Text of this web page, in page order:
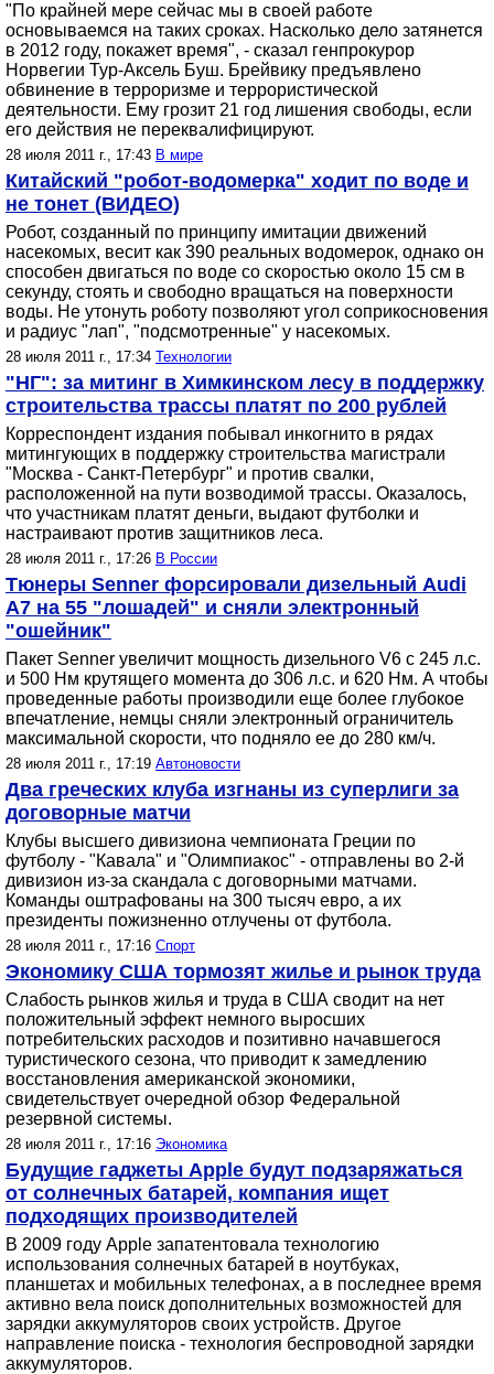
"По крайней мере сейчас мы в своей работе
основываемся на таких сроках. Насколько дело затянется
в 2012 году, покажет время", - сказал генпрокурор
Норвегии Тур-Аксель Буш. Брейвику предъявлено
обвинение в терроризме и террористической
деятельности. Ему грозит 21 год лишения свободы, если
его действия не переквалифицируют.
28 июля 2011 г., 17:43 В мире
Китайский "робот-водомерка" ходит по воде и
не тонет (ВИДЕО)
Робот, созданный по принципу имитации движений
насекомых, весит как 390 реальных водомерок, однако он
способен двигаться по воде со скоростью около 15 см в
секунду, стоять и свободно вращаться на поверхности
воды. Не утонуть роботу позволяют угол соприкосновения
и радиус "лап", "подсмотренные" у насекомых.
28 июля 2011 г., 17:34 Технологии
"НГ": за митинг в Химкинском лесу в поддержку
строительства трассы платят по 200 рублей
Корреспондент издания побывал инкогнито в рядах
митингующих в поддержку строительства магистрали
"Москва - Санкт-Петербург" и против свалки,
расположенной на пути возводимой трассы. Оказалось,
что участникам платят деньги, выдают футболки и
настраивают против защитников леса.
28 июля 2011 г., 17:26 В России
Тюнеры Senner форсировали дизельный Audi
A7 на 55 "лошадей" и сняли электронный
"ошейник"
Пакет Senner увеличит мощность дизельного V6 с 245 л.с.
и 500 Нм крутящего момента до 306 л.с. и 620 Нм. А чтобы
проведенные работы производили еще более глубокое
впечатление, немцы сняли электронный ограничитель
максимальной скорости, что подняло ее до 280 км/ч.
28 июля 2011 г., 17:19 Автоновости
Два греческих клуба изгнаны из суперлиги за
договорные матчи
Клубы высшего дивизиона чемпионата Греции по
футболу - "Кавала" и "Олимпиакос" - отправлены во 2-й
дивизион из-за скандала с договорными матчами.
Команды оштрафованы на 300 тысяч евро, а их
президенты пожизненно отлучены от футбола.
28 июля 2011 г., 17:16 Спорт
Экономику США тормозят жилье и рынок труда
Слабость рынков жилья и труда в США сводит на нет
положительный эффект немного выросших
потребительских расходов и позитивно начавшегося
туристического сезона, что приводит к замедлению
восстановления американской экономики,
свидетельствует очередной обзор Федеральной
резервной системы.
28 июля 2011 г., 17:16 Экономика
Будущие гаджеты Apple будут подзаряжаться
от солнечных батарей, компания ищет
подходящих производителей
В 2009 году Apple запатентовала технологию
использования солнечных батарей в ноутбуках,
планшетах и мобильных телефонах, а в последнее время
активно вела поиск дополнительных возможностей для
зарядки аккумуляторов своих устройств. Другое
направление поиска - технология беспроводной зарядки
аккумуляторов.